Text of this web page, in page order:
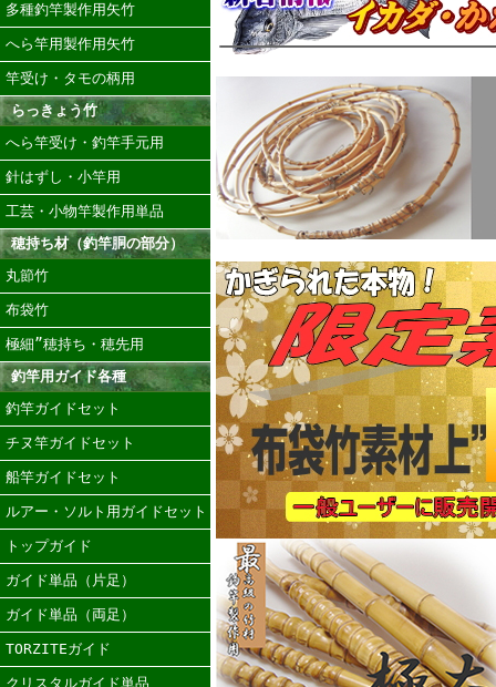
多種釣竿製作用矢竹
へら竿用製作用矢竹
竿受け・タモの柄用
らっきょう竹
へら竿受け・釣竿手元用
針はずし・小竿用
工芸・小物竿製作用単品
穂持ち材（釣竿胴の部分）
丸節竹
布袋竹
極細”穂持ち・穂先用
釣竿用ガイド各種
釣竿ガイドセット
チヌ竿ガイドセット
船竿ガイドセット
ルアー・ソルト用ガイドセット
トップガイド
ガイド単品（片足）
ガイド単品（両足）
TORZITEガイド
クリスタルガイド単品